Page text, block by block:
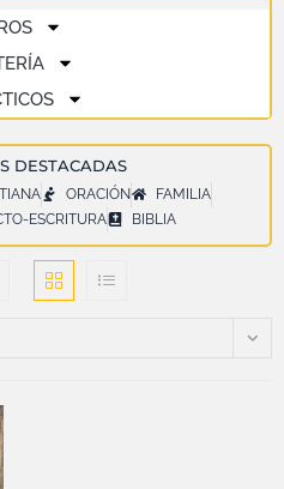
DESTACADAS
ORACIÓN
FAMILIA
ESCRITURA BIBLIA